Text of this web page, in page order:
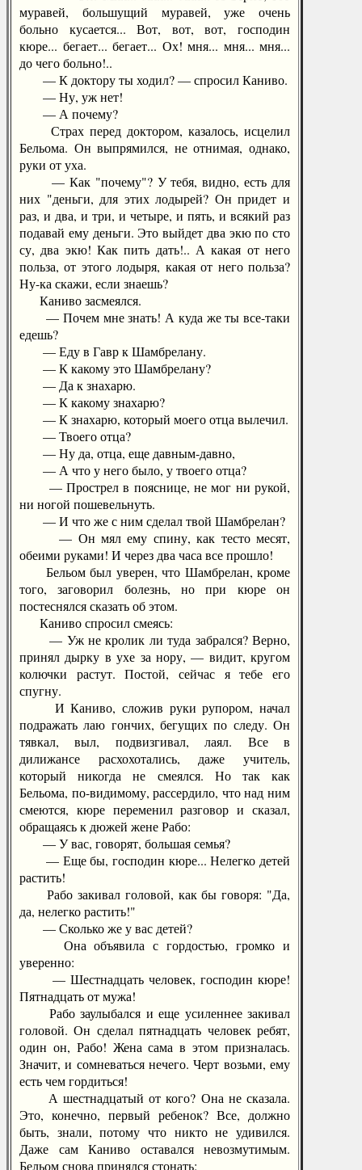
муравей, большущий муравей, уже очень
больно кусается... Вот, вот, вот, господин
кюре... бегает... бегает... Ох! мня... мня... мня...
до чего больно!..
— К доктору ты ходил? — спросил Каниво.
— Ну, уж нет!
— А почему?
Страх перед доктором, казалось, исцелил
Бельома. Он выпрямился, не отнимая, однако,
руки от уха.
— Как "почему"? У тебя, видно, есть для
них "деньги, для этих лодырей? Он придет и
раз, и два, и три, и четыре, и пять, и всякий раз
подавай ему деньги. Это выйдет два экю по сто
су, два экю! Как пить дать!.. А какая от него
польза, от этого лодыря, какая от него польза?
Ну-ка скажи, если знаешь?
Каниво засмеялся.
— Почем мне знать! А куда же ты все-таки
едешь?
— Еду в Гавр к Шамбрелану.
— К какому это Шамбрелану?
— Да к знахарю.
— К какому знахарю?
— К знахарю, который моего отца вылечил.
— Твоего отца?
— Ну да, отца, еще давным-давно,
— А что у него было, у твоего отца?
— Прострел в пояснице, не мог ни рукой,
ни ногой пошевельнуть.
— И что же с ним сделал твой Шамбрелан?
— Он мял ему спину, как тесто месят,
обеими руками! И через два часа все прошло!
Бельом был уверен, что Шамбрелан, кроме
того, заговорил болезнь, но при кюре он
постеснялся сказать об этом.
Каниво спросил смеясь:
— Уж не кролик ли туда забрался? Верно,
принял дырку в ухе за нору, — видит, кругом
колючки растут. Постой, сейчас я тебе его
спугну.
И Каниво, сложив руки рупором, начал
подражать лаю гончих, бегущих по следу. Он
тявкал, выл, подвизгивал, лаял. Все в
дилижансе расхохотались, даже учитель,
который никогда не смеялся. Но так как
Бельома, по-видимому, рассердило, что над ним
смеются, кюре переменил разговор и сказал,
обращаясь к дюжей жене Рабо:
— У вас, говорят, большая семья?
— Еще бы, господин кюре... Нелегко детей
растить!
Рабо закивал головой, как бы говоря: "Да,
да, нелегко растить!"
— Сколько же у вас детей?
Она объявила с гордостью, громко и
уверенно:
— Шестнадцать человек, господин кюре!
Пятнадцать от мужа!
Рабо заулыбался и еще усиленнее закивал
головой. Он сделал пятнадцать человек ребят,
один он, Рабо! Жена сама в этом призналась.
Значит, и сомневаться нечего. Черт возьми, ему
есть чем гордиться!
А шестнадцатый от кого? Она не сказала.
Это, конечно, первый ребенок? Все, должно
быть, знали, потому что никто не удивился.
Даже сам Каниво оставался невозмутимым.
Бельом снова принялся стонать: